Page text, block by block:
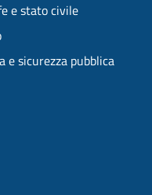
e stato civile
e sicurezza pubblica